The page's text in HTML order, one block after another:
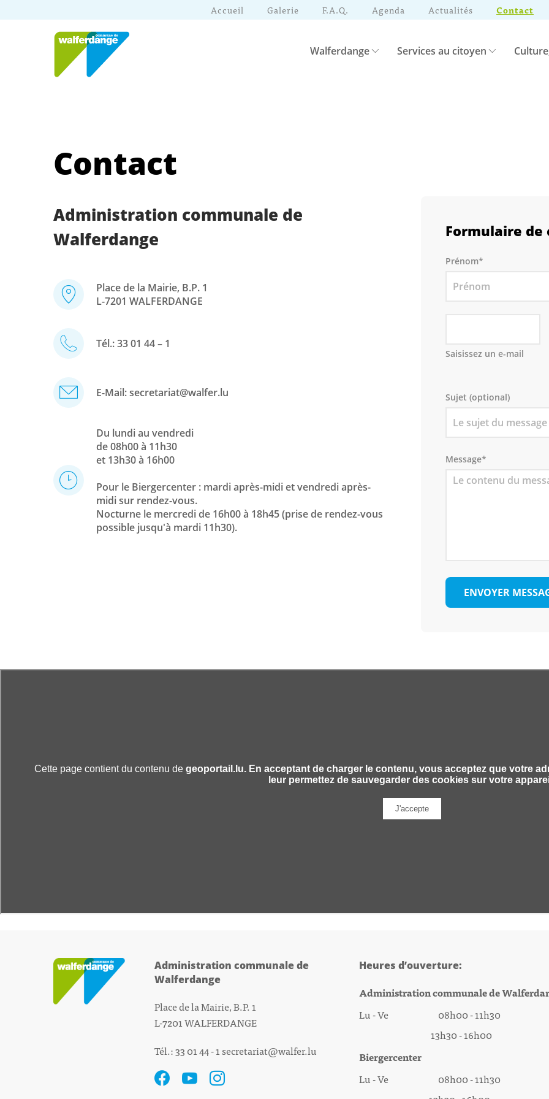
Accueil Galerie F.A.Q. Agenda Actualités Contact
Walferdange Services au citoyen
Contact
Administration communale de
Walferdange
Place de la Mairie, B.P. 1
L-7201 WALFERDANGE
Tél.:33 01 44 – 1
E-Mail:secretariat@walfer.lu
Du lundi au vendredi
de 08h00 à 11h30
et 13h30 à 16h00
Pour le Biergercenter : mardi après-midi et vendredi après-
midi sur rendez-vous.
Nocturne le mercredi de 16h00 à 18h45 (prise de rendez-vous
possible jusqu'à mardi 11h30).
Formulaire de
Prénom*
Saisissez un e-mail
Sujet (optional)
Message*
ENVOYER
Administration communale de
Walferdange
Place de la Mairie, B.P. 1
L-7201 WALFERDANGE
Tél.: 33 01 44 - 1secretariat@walfer.lu
Heures d’ouverture:
Administration communale de
Lu - Ve 08h00 - 11h30
13h30 - 16h00
Biergercenter
Lu - Ve 08h00 - 11h30